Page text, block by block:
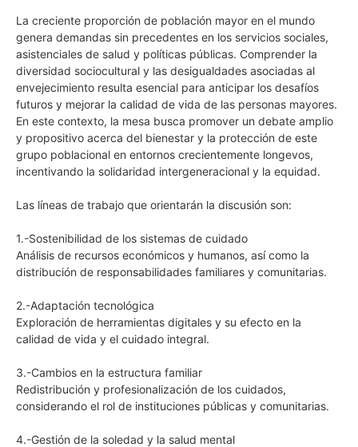
La creciente proporción de población mayor en el mundo
genera demandas sin precedentes en los servicios sociales,
asistenciales de salud y políticas públicas. Comprender la
diversidad sociocultural y las desigualdades asociadas al
envejecimiento resulta esencial para anticipar los desafíos
futuros y mejorar la calidad de vida de las personas mayores.
En este contexto, la mesa busca promover un debate amplio
y propositivo acerca del bienestar y la protección de este
grupo poblacional en entornos crecientemente longevos,
incentivando la solidaridad intergeneracional y la equidad.
Las líneas de trabajo que orientarán la discusión son:
1.-Sostenibilidad de los sistemas de cuidado
Análisis de recursos económicos y humanos, así como la
distribución de responsabilidades familiares y comunitarias.
2.-Adaptación tecnológica
Exploración de herramientas digitales y su efecto en la
calidad de vida y el cuidado integral.
3.-Cambios en la estructura familiar
Redistribución y profesionalización de los cuidados,
considerando el rol de instituciones públicas y comunitarias.
4.-Gestión de la soledad y la salud mental